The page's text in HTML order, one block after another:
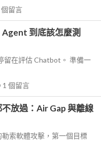
個留言
到底該怎麼測
留在評估 Chatbot。 準備一
1 個留言
放過：Air Gap 與離線
索軟體攻擊，第一個目標